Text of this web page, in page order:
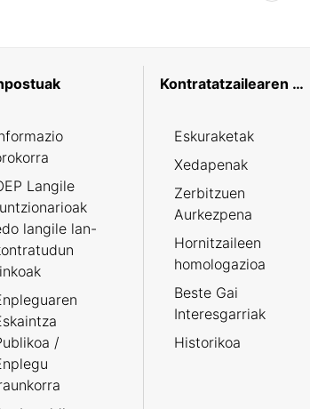
Langile
langile lan-
/
Kontratatzailearen profila
Eskuraketak
Xedapenak
Zerbitzuen
Aurkezpena
Hornitzaileen
homologazioa
Beste Gai
Interesgarriak
Historikoa